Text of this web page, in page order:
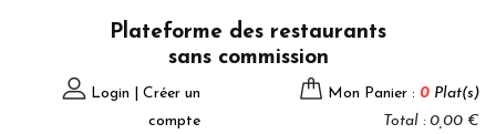
Plateforme des restaurants
sans commission
Login | Créer un
compte
Mon Panier : 0 Plat(s)
Total : 0,00 €